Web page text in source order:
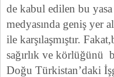
de kabul edilen bu
medyasında geniş yer
ile karşılaşmıştır.
sağırlık ve körlüğünü
Doğu Türkistan’daki